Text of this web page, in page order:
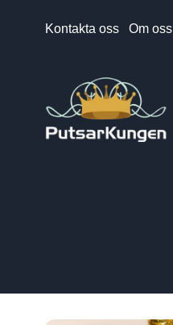
Kontakta oss Om oss